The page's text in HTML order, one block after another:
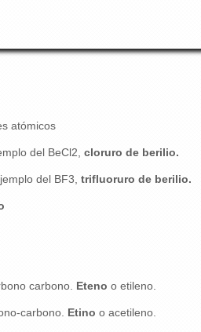
atómicos
del BeCl2, cloruro de berilio.
del BF3, trifluoruro de berilio.
carbono. Eteno o etileno.
carbono. Etino o acetileno.